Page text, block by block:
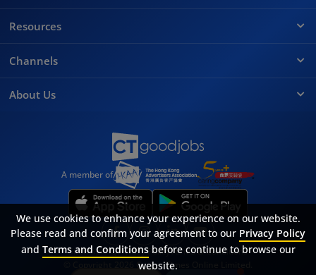
Resources
Channels
About Us
A member of
© Copyright 2026 Career Times Online Limited.
SitemapFAQPrivacy PolicyTerms & Conditions
We use cookies to enhance your experience on our website.
Please read and confirm your agreement to our Privacy Policy
and Terms and Conditionsbefore continue to browse our
website.